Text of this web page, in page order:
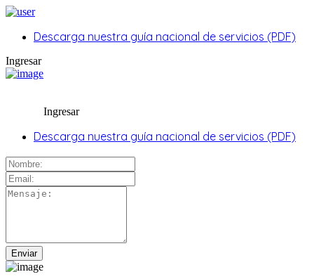
Descarga nuestra guía nacional de servicios (PDF)
Ingresar
Ingresar
Descarga nuestra guía nacional de servicios (PDF)